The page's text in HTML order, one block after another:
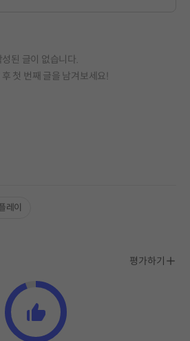
성된 글이 없습니다.
첫 번째 글을 남겨보세요!
레이
평가하기